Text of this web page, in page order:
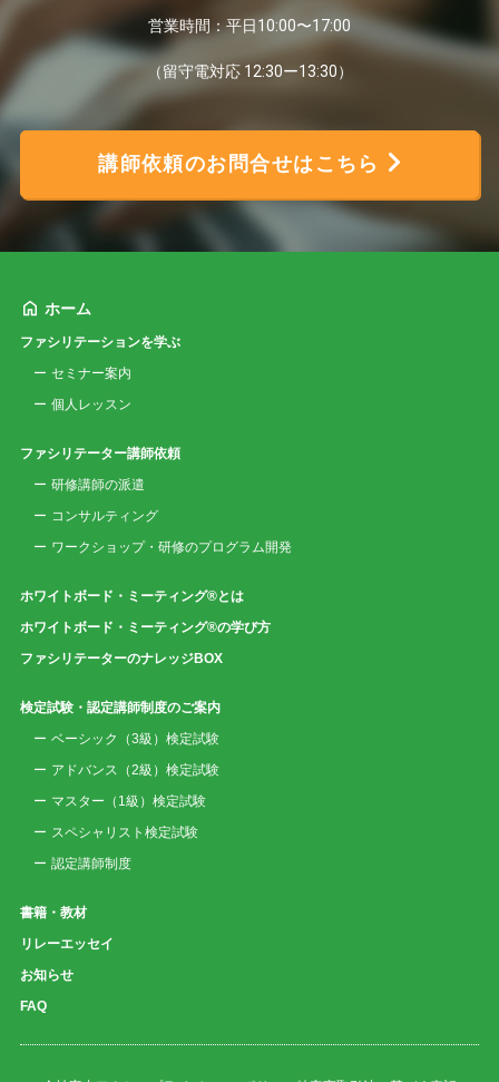
営業時間：平日10:00〜17:00
（留守電対応 12:30ー13:30）
講師依頼のお問合せはこちら
ホーム
ファシリテーションを学ぶ
セミナー案内
個人レッスン
ファシリテーター講師依頼
研修講師の派遣
コンサルティング
ワークショップ・研修のプログラム開発
ホワイトボード・ミーティング®とは
ホワイトボード・ミーティング®の学び方
ファシリテーターのナレッジBOX
検定試験・認定講師制度のご案内
ベーシック（3級）検定試験
アドバンス（2級）検定試験
マスター（1級）検定試験
スペシャリスト検定試験
認定講師制度
書籍・教材
リレーエッセイ
お知らせ
FAQ